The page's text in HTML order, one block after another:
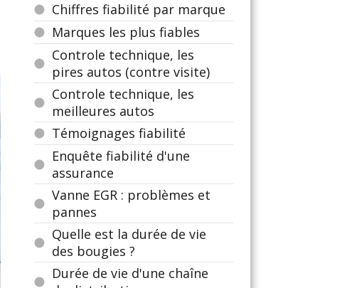
Chiffres fiabilité par marque
Marques les plus fiables
Controle technique, les
pires autos (contre visite)
Controle technique, les
meilleures autos
Témoignages fiabilité
Enquête fiabilité d'une
assurance
Vanne EGR : problèmes et
pannes
Quelle est la durée de vie
des bougies ?
Durée de vie d'une chaîne